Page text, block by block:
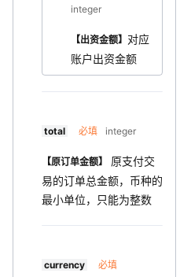
integer
【出资金额】 对应
账户出资金额
total 必填 integer
【原订单金额】
原支付交
易的订单总金额，币种的
最小单位，只能为整数
currency
必填